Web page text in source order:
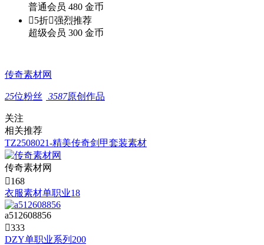
普通会员 480 金币
5折强烈推荐
超级会员 300 金币
传奇素材网
25位粉丝 3587原创作品
关注
相关推荐
TZ2508021-精美传奇剑甲套装素材
传奇素材网
168
衣服素材单职业18
a512608856
333
DZY单职业系列200